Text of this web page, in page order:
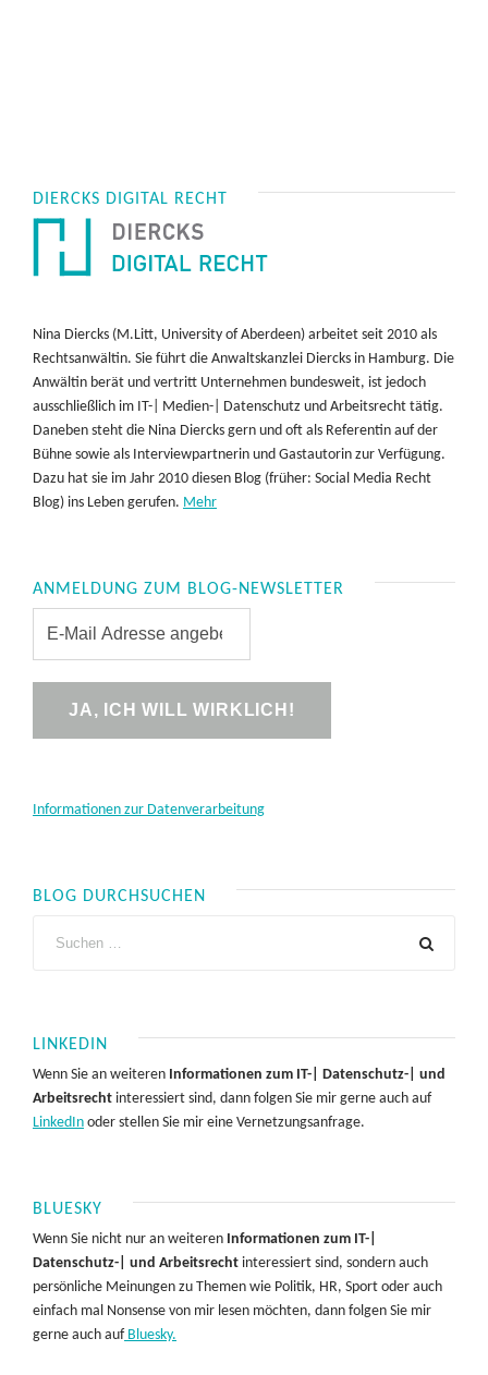
DIERCKS DIGITAL RECHT
Nina Diercks (M.Litt, University of Aberdeen) arbeitet seit 2010 als
Rechtsanwältin. Sie führt die Anwaltskanzlei Diercks in Hamburg. Die
Anwältin berät und vertritt Unternehmen bundesweit, ist jedoch
ausschließlich im IT-| Medien-| Datenschutz und Arbeitsrecht tätig.
Daneben steht die Nina Diercks gern und oft als Referentin auf der
Bühne sowie als Interviewpartnerin und Gastautorin zur Verfügung.
Dazu hat sie im Jahr 2010 diesen Blog (früher: Social Media Recht
Blog) ins Leben gerufen. Mehr
ANMELDUNG ZUM BLOG-NEWSLETTER
Informationen zur Datenverarbeitung
BLOG DURCHSUCHEN
LINKEDIN
Wenn Sie an weiteren Informationen zum IT-| Datenschutz-| und
Arbeitsrecht interessiert sind, dann folgen Sie mir gerne auch auf
LinkedIn oder stellen Sie mir eine Vernetzungsanfrage.
BLUESKY
Wenn Sie nicht nur an weiteren Informationen zum IT-|
Datenschutz-| und Arbeitsrecht interessiert sind, sondern auch
persönliche Meinungen zu Themen wie Politik, HR, Sport oder auch
einfach mal Nonsense von mir lesen möchten, dann folgen Sie mir
gerne auch aufBluesky.